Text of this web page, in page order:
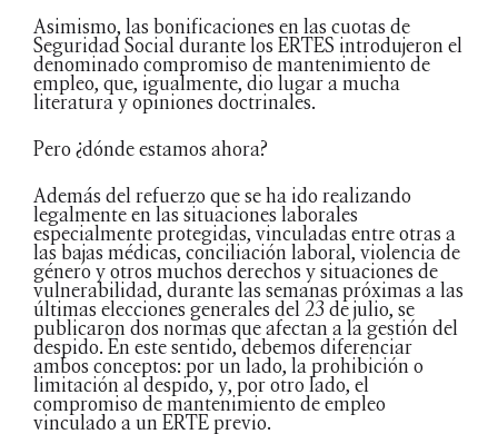
Asimismo, las bonificaciones en las cuotas de
Seguridad Social durante los ERTES introdujeron el
denominado compromiso de mantenimiento de
empleo, que, igualmente, dio lugar a mucha
literatura y opiniones doctrinales.
Pero ¿dónde estamos ahora?
Además del refuerzo que se ha ido realizando
legalmente en las situaciones laborales
especialmente protegidas, vinculadas entre otras a
las bajas médicas, conciliación laboral, violencia de
género y otros muchos derechos y situaciones de
vulnerabilidad, durante las semanas próximas a las
últimas elecciones generales del 23 de julio, se
publicaron dos normas que afectan a la gestión del
despido. En este sentido, debemos diferenciar
ambos conceptos: por un lado, la prohibición o
limitación al despido, y, por otro lado, el
compromiso de mantenimiento de empleo
vinculado a un ERTE previo.